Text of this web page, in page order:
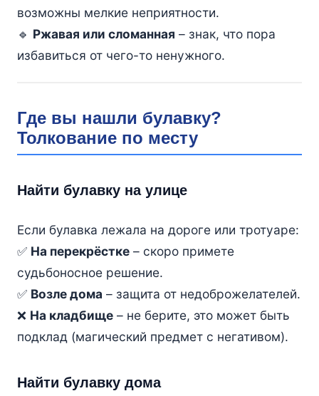
возможны мелкие неприятности.
🔹 Ржавая или сломанная – знак, что пора
избавиться от чего-то ненужного.
Где вы нашли булавку?
Толкование по месту
Найти булавку на улице
Если булавка лежала на дороге или тротуаре:
✅ На перекрёстке– скоро примете
судьбоносное решение.
✅ Возле дома – защита от недоброжелателей.
❌ На кладбище– не берите, это может быть
подклад (магический предмет с негативом).
Найти булавку дома